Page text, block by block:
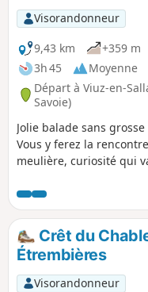
Visorandonneur
9,43 km
+359 m
3h 45
Moyenne
Départ à Viuz-en-
Savoie)
Jolie balade sans
Vous y ferez la
meulière, curiosité qui
Crêt du
Étrembières
Visorandonneur